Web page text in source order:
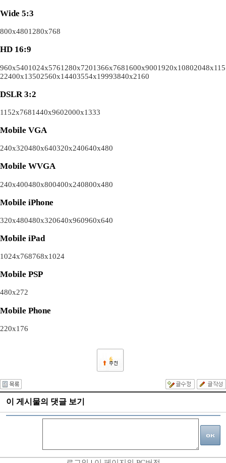
Wide 5:3
800x4801280x768
HD 16:9
960x5401024x5761280x7201366x7681600x9001920x10802048x115
22400x13502560x14403554x19993840x2160
DSLR 3:2
1152x7681440x9602000x1333
Mobile VGA
240x320480x640320x240640x480
Mobile WVGA
240x400480x800400x240800x480
Mobile iPhone
320x480480x320640x960960x640
Mobile iPad
1024x768768x1024
Mobile PSP
480x272
Mobile Phone
220x176
6
이 게시물의 댓글 보기